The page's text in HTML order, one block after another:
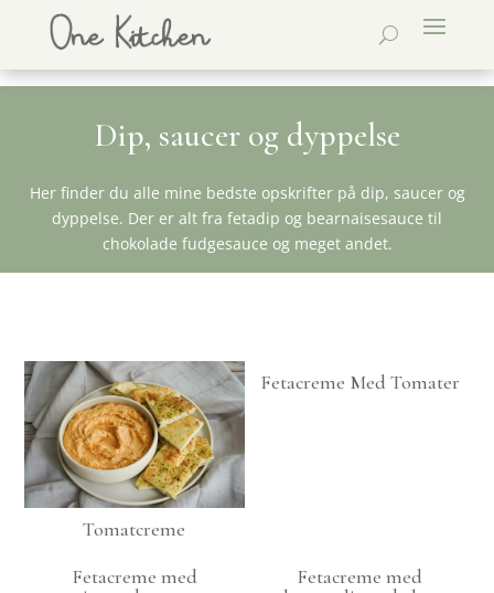
Dip, saucer og dyppelse
Her finder du alle mine bedste opskrifter på dip, saucer og
dyppelse. Der er alt fra fetadip og bearnaisesauce til
chokolade fudgesauce og meget andet.
Tomatcreme
Fetacreme Med Tomater
Fetacreme med
Fetacreme med